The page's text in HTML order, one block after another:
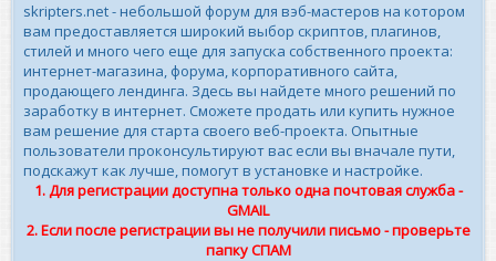
skripters.net - небольшой форум для вэб-мастеров на котором
вам предоставляется широкий выбор скриптов, плагинов,
стилей и много чего еще для запуска собственного проекта:
интернет-магазина, форума, корпоративного сайта,
продающего лендинга. Здесь вы найдете много решений по
заработку в интернет. Сможете продать или купить нужное
вам решение для старта своего веб-проекта. Опытные
пользователи проконсультируют вас если вы вначале пути,
подскажут как лучше, помогут в установке и настройке.
1. Для регистрации доступна только одна почтовая служба -
GMAIL
2. Если после регистрации вы не получили письмо - проверьте
папку СПАМ